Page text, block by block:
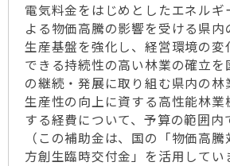
電気料金をはじめとしたエネルギ
よる物価高騰の影響を受ける県内
生産基盤を強化し、経営環境の変
できる持続性の高い林業の確立を
の継続・発展に取り組む県内の林
生産性の向上に資する高性能林業
する経費について、予算の範囲内
（この補助金は、国の「物価高
方創生臨時交付金」を活用してい